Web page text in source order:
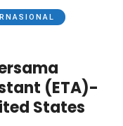
(ETA)-
States